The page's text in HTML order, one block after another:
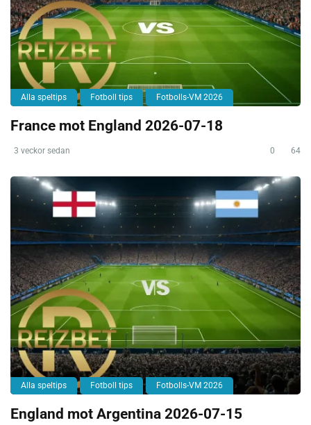
Alla speltips Fotboll tips Fotbolls-VM 2026
France mot England 2026-07-18
3 veckor sedan 0 64
Alla speltips Fotboll tips Fotbolls-VM 2026
England mot Argentina 2026-07-15